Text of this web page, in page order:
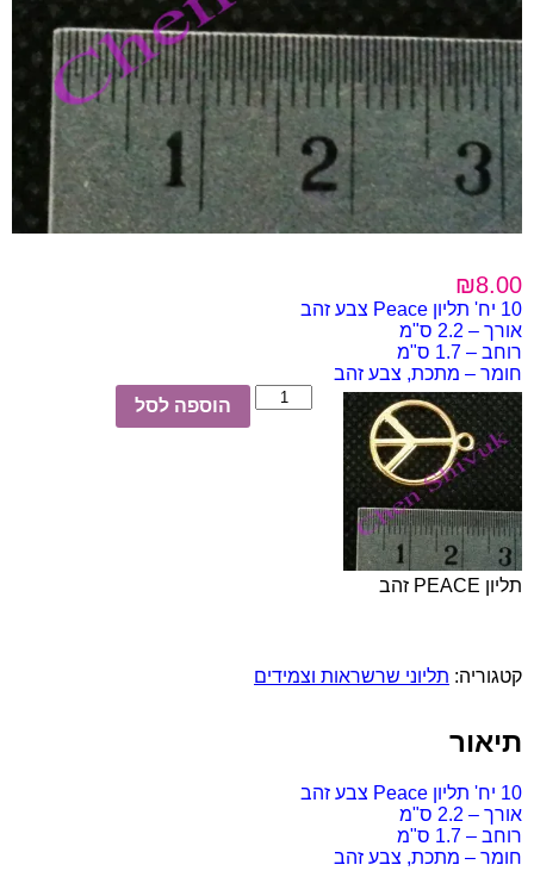
₪8.00
10 יח' תליון Peace
צבע זהב
אורך – 2.2 ס"מ
רוחב – 1.7 ס"מ
חומר – מתכת, צבע זהב
תליון PEACE זהב
כמות
של
הוספה לסל
קטגוריה: תליוני שרשראות וצמידים
תיאור
10 יח' תליון Peace
צבע זהב
אורך – 2.2 ס"מ
רוחב – 1.7 ס"מ
חומר – מתכת, צבע זהב